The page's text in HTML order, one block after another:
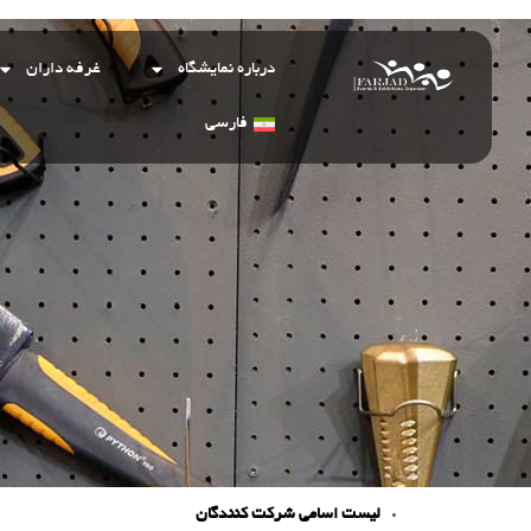
درباره نمایشگاه غرفه داران
فارسی
لیست اسامی شرکت کنندگان